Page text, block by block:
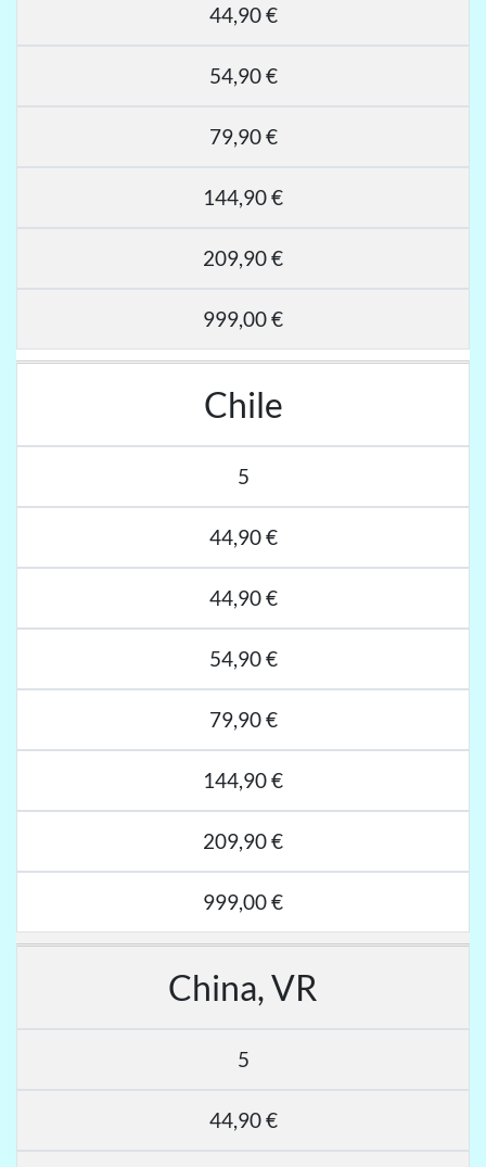
44,90 €
54,90 €
79,90 €
144,90 €
209,90 €
999,00 €
Chile
5
44,90 €
44,90 €
54,90 €
79,90 €
144,90 €
209,90 €
999,00 €
China, VR
5
44,90 €